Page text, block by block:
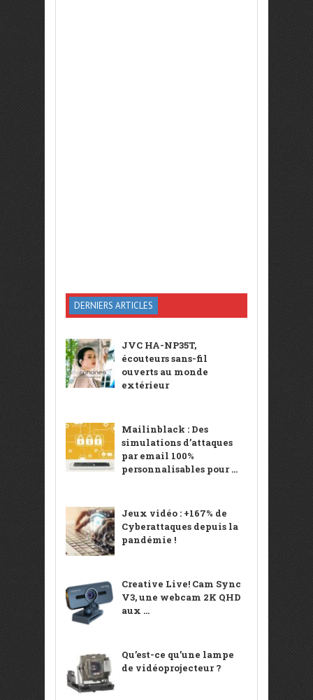
DERNIERS ARTICLES
JVC HA-NP35T,
écouteurs sans-fil
ouverts au monde
extérieur
Mailinblack : Des
simulations d’attaques
par email 100%
personnalisables pour ...
Jeux vidéo : +167% de
Cyberattaques depuis la
pandémie !
Creative Live! Cam Sync
V3, une webcam 2K QHD
aux ...
Qu’est-ce qu’une lampe
de vidéoprojecteur ?